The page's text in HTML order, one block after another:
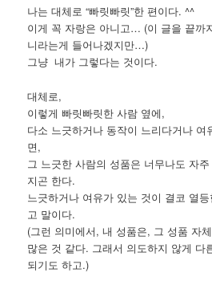
나는 대체로 “빠릿빠릿”한 편이다. ^^
이게 꼭 자랑은 아니고… (이 글을 끝까
니라는게 들어나겠지만…)
그냥 내가 그렇다는 것이다.
대체로,
이렇게 빠릿빠릿한 사람 옆에,
다소 느긋하거나 동작이 느리다거나 여
면,
그 느긋한 사람의 성품은 너무나도 자주
지곤 한다.
느긋하거나 여유가 있는 것이 결코 열
고 말이다.
(그런 의미에서, 내 성품은, 그 성품 자
많은 것 같다. 그래서 의도하지 않게 다
되기도 하고.)